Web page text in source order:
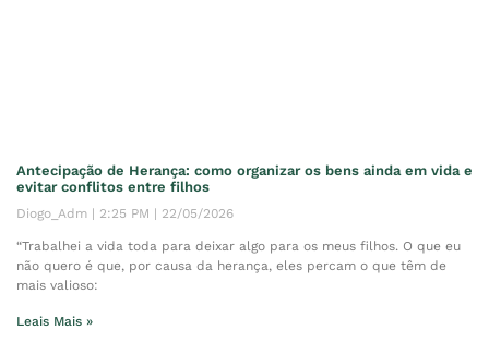
Antecipação de Herança: como organizar os bens ainda em vida e
evitar conflitos entre filhos
Diogo_Adm 2:25 PM 22/05/2026
“Trabalhei a vida toda para deixar algo para os meus filhos. O que eu
não quero é que, por causa da herança, eles percam o que têm de
mais valioso:
Leais Mais »